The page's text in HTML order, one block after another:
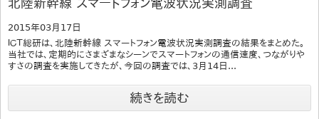
2015年03月17日
ＩＣＴ総研は、北陸新幹線 スマートフォン電波状況実測調査の結果をまとめた。
当社では、定期的にさまざまなシーンでスマートフォンの通信速度、つながりや
すさの調査を実施してきたが、今回の調査では、3月14日...
続きを読む